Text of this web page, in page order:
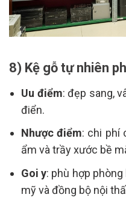
8) Kệ gỗ tự nhiên
Uu điểm: đẹp sang,
điển.
Nhược điểm: chi phí
ẩm và trầy xước bề
Goi y: phù hợp
mỹ và đồng bộ nội